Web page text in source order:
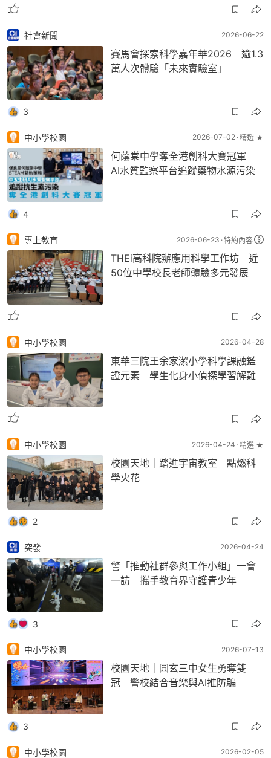
社會新聞 2026-06-22
賽馬會探索科學嘉年華2026 逾1.3
萬人次體驗「未來實驗室」
3
中小學校園 2026-07-02 精選 ★
何蔭棠中學奪全港創科大賽冠軍
AI水質監察平台追蹤藥物水源污染
4
專上教育 2026-06-23 特約內容
THEi高科院辦應用科學工作坊 近
50位中學校長老師體驗多元發展
中小學校園 2026-04-28
東華三院王余家潔小學科學課融鑑
證元素 學生化身小偵探學習解難
中小學校園 2026-04-24 精選 ★
校園天地｜踏進宇宙教室 點燃科
學火花
2
突發 2026-04-24
警「推動社群參與工作小組」一會
一訪 攜手教育界守護青少年
3
中小學校園 2026-07-13
校園天地｜圓玄三中女生勇奪雙
冠 警校結合音樂與AI推防騙
3
中小學校園 2026-02-05